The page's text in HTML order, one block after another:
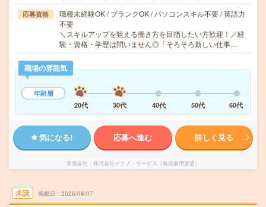
応募資格
職種未経験OK / ブランクOK / パソコンスキル不要 / 英語力
不要
＼スキルアップを狙える働き方を目指したい方歓迎！／経
験・資格・学歴は問いません◎「そろそろ新しい仕事…
職場の雰囲気
年齢層
20代
30代 40代 50代 60代
気になる! 応募へ進む 詳しく見る
派遣会社 株式会社テクノ・サービス（無期雇用派遣）
未読 掲載日 2026/08/07